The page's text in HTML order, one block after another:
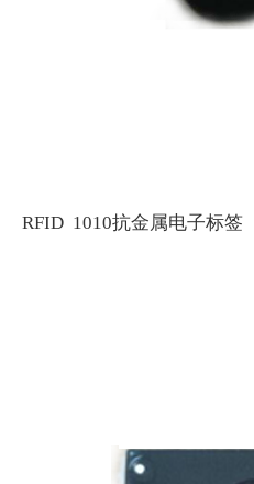
RFID 1010抗金属电子标签